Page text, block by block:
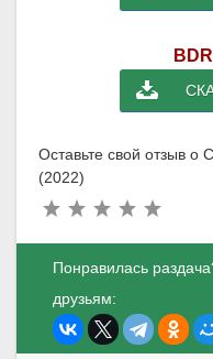
Оставьте свой отзыв о
(2022)
Понравилась
друзьям: